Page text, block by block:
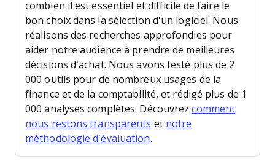
combien il est essentiel et difficile de faire le
bon choix dans la sélection d’un logiciel. Nous
réalisons des recherches approfondies pour
aider notre audience à prendre de meilleures
décisions d’achat. Nous avons testé plus de 2
000 outils pour de nombreux usages de la
finance et de la comptabilité, et rédigé plus de 1
000 analyses complètes. Découvrezcomment
nous restons transparents et notre
méthodologie d’évaluation.